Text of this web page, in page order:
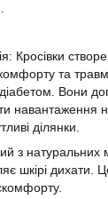
Кросівки
та
Вони
навантаження
ділянки.
з натуральних
шкірі дихати.